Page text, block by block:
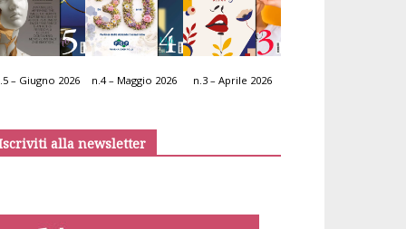
– Giugno 2026 n.4 – Maggio 2026 n.3 – Aprile 2026
alla newsletter